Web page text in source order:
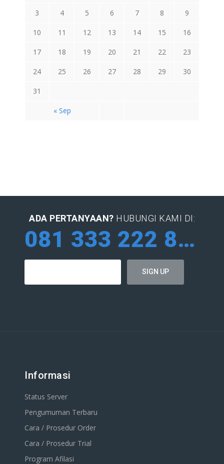
« Sep
3 4 5 6 7 8 9
10 11 12 13 14 15 16
17 18 19 20 21 22 23
24 25 26 27 28 29 30
31
ADA PERTANYAAN? HUBUNGI KAMI DI:
081 333 222 884
Informasi
Status Server
Pengumuman Terbaru
Cara / Prosedur Order
Cara / Prosedur Trial
Program Afilasi